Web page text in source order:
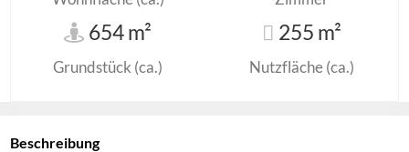
654 m²
Grundstück (ca.)
255 m²
Nutzfläche (ca.)
Beschreibung